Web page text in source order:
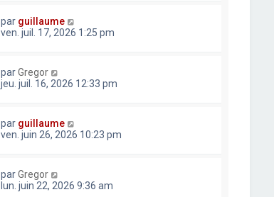
par guillaume
ven. juil. 17, 2026 1:25 pm
parGregor
jeu. juil. 16, 2026 12:33 pm
par guillaume
ven. juin 26, 2026 10:23 pm
parGregor
lun. juin 22, 2026 9:36 am